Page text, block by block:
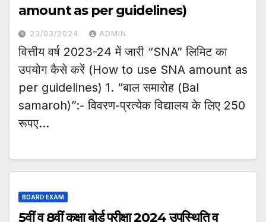
amount as per guidelines)
23/03/2024 ADMIN
वित्तीय वर्ष 2023-24 में जारी “SNA” लिमिट का
उपयोग कैसे करें (How to use SNA amount as
per guidelines) 1. “बाल समारोह (Bal
samaroh)”:- विवरण-प्रत्येक विद्यालय के लिए 250
रूपए…
BOARD EXAM
5वीं व 8वीं कक्षा बोर्ड परीक्षा 2024 उपस्थिति व